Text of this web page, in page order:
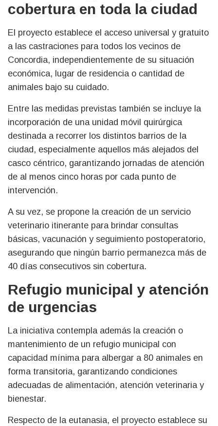
cobertura en toda la ciudad
El proyecto establece el acceso universal y gratuito
a las castraciones para todos los vecinos de
Concordia, independientemente de su situación
económica, lugar de residencia o cantidad de
animales bajo su cuidado.
Entre las medidas previstas también se incluye la
incorporación de una unidad móvil quirúrgica
destinada a recorrer los distintos barrios de la
ciudad, especialmente aquellos más alejados del
casco céntrico, garantizando jornadas de atención
de al menos cinco horas por cada punto de
intervención.
A su vez, se propone la creación de un servicio
veterinario itinerante para brindar consultas
básicas, vacunación y seguimiento postoperatorio,
asegurando que ningún barrio permanezca más de
40 días consecutivos sin cobertura.
Refugio municipal y atención
de urgencias
La iniciativa contempla además la creación o
mantenimiento de un refugio municipal con
capacidad mínima para albergar a 80 animales en
forma transitoria, garantizando condiciones
adecuadas de alimentación, atención veterinaria y
bienestar.
Respecto de la eutanasia, el proyecto establece su